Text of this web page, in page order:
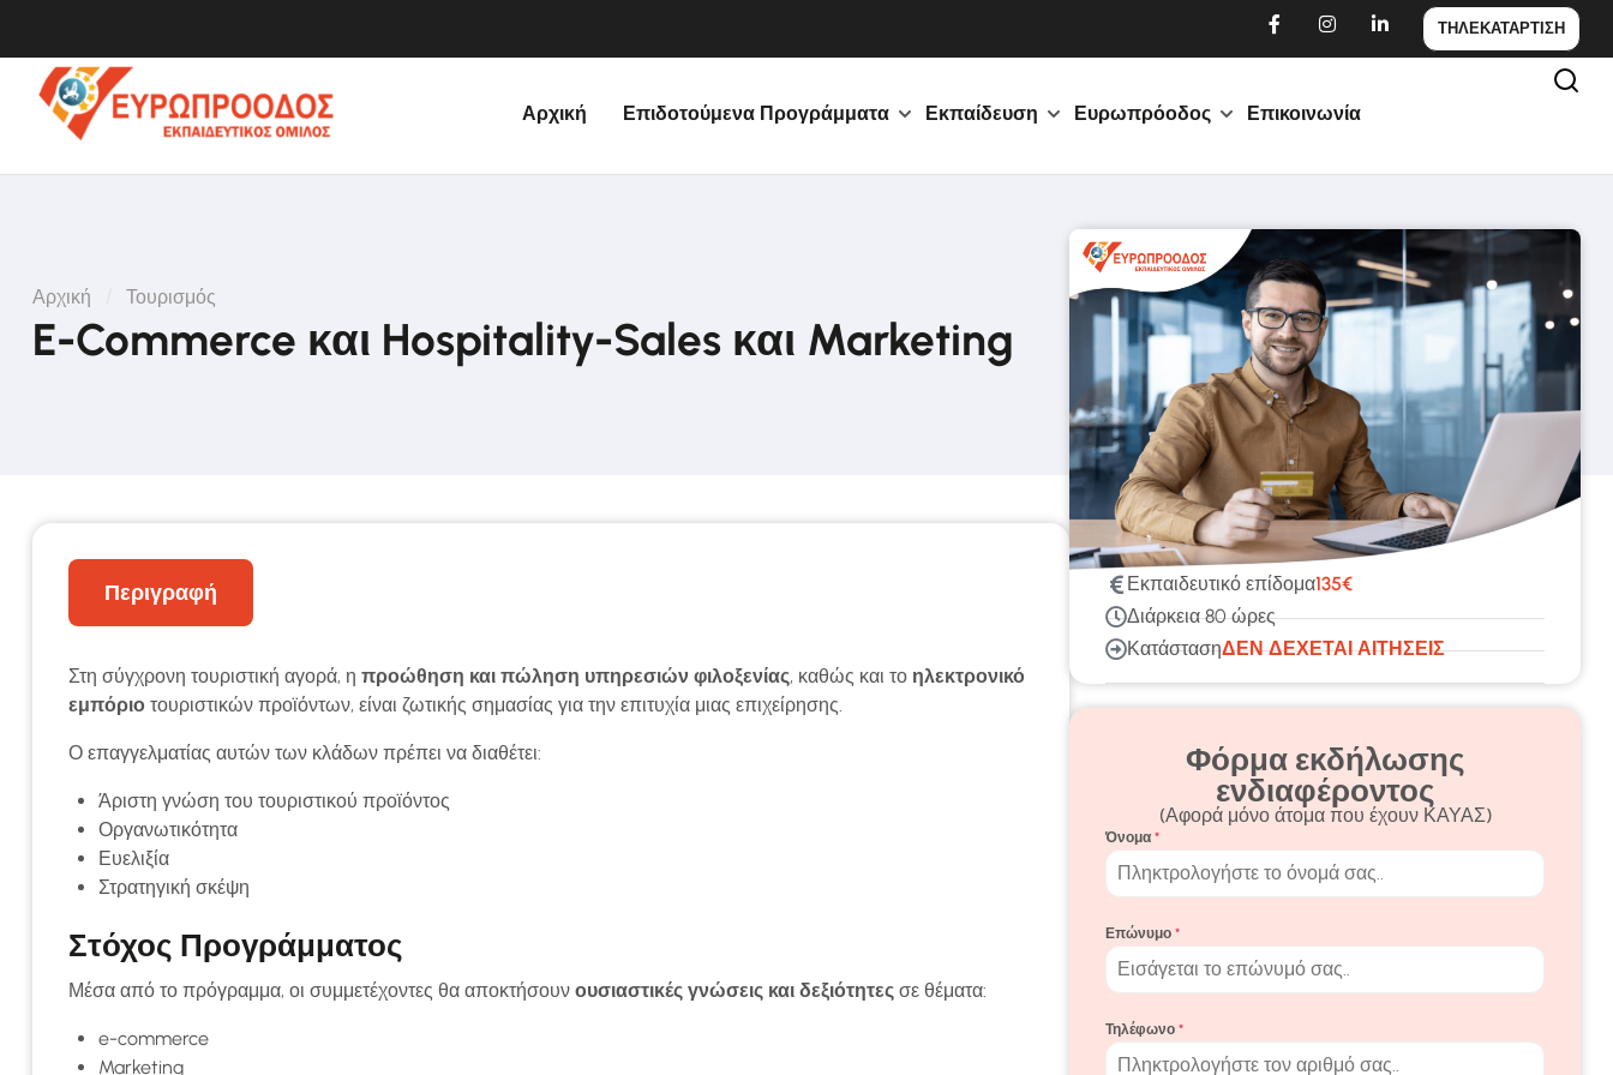
ΤΗΛΕΚΑΤΑΡΤΙΣΗ
Αρχική Επιδοτούμενα Προγράμματα Εκπαίδευση Ευρωπρόοδος Επικοινωνία
Αρχική Τουρισμός
E-Commerce και Hospitality-Sales και Marketing
Περιγραφή
Στη σύγχρονη τουριστική αγορά, η προώθηση και πώληση υπηρεσιών φιλοξενίας, καθώς και το ηλεκτρονικό
εμπόριο τουριστικών προϊόντων, είναι ζωτικής σημασίας για την επιτυχία μιας επιχείρησης.
Ο επαγγελματίας αυτών των κλάδων πρέπει να διαθέτει:
Άριστη γνώση του τουριστικού προϊόντος
Οργανωτικότητα
Ευελιξία
Στρατηγική σκέψη
Στόχος Προγράμματος
Μέσα από το πρόγραμμα, οι συμμετέχοντες θα αποκτήσουν ουσιαστικές γνώσεις και δεξιότητες σε θέματα:
e-commerce
Marketing
Εκπαιδευτικό επίδομα135€
Διάρκεια 80 ώρες
ΚατάστασηΔΕΝ ΔΕΧΕΤΑΙ ΑΙΤΗΣΕΙΣ
Φόρμα εκδήλωσης
ενδιαφέροντος
(Αφορά μόνο άτομα που έχουν ΚΑΥΑΣ)
Όνομα*
Επώνυμο*
Τηλέφωνο*